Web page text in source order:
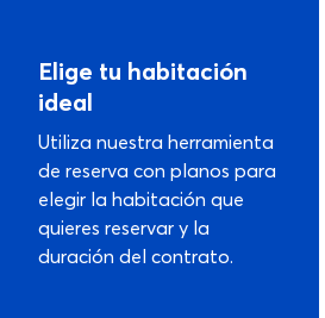
Elige tu habitación
ideal
Utiliza nuestra herramienta
de reserva con planos para
elegir la habitación que
quieres reservar y la
duración del contrato.